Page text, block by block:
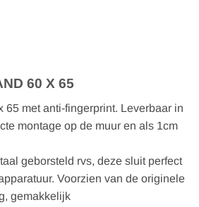
60 X 65
65 met anti-fingerprint. Leverbaar in
montage op de muur en als 1cm
geborsteld rvs, deze sluit perfect
Voorzien van de originele
gemakkelijk